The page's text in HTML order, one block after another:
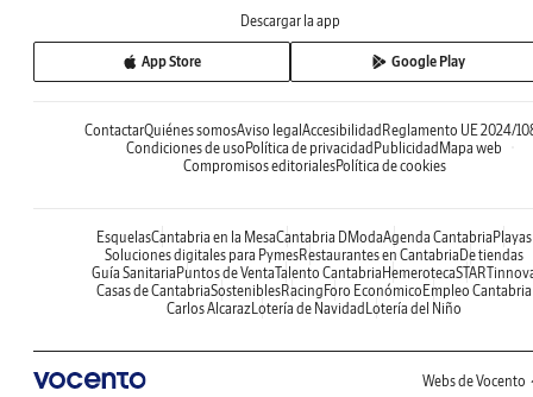
Descargar la app
App Store Google Play
ContactarQuiénes somosAviso legalAccesibilidadReglamento UE 2024/
Condiciones de usoPolítica de privacidadPublicidadMapa web
Compromisos editorialesPolítica de cookies
EsquelasCantabria en la MesaCantabria DModaAgenda CantabriaPlayas
Soluciones digitales para PymesRestaurantes en CantabriaDe tiendas
Guía SanitariaPuntos de VentaTalento CantabriaHemeroteca
Casas de CantabriaSosteniblesRacingForo EconómicoEmpleo Cantabria
Carlos AlcarazLotería de NavidadLotería del Niño
Webs de Vocento